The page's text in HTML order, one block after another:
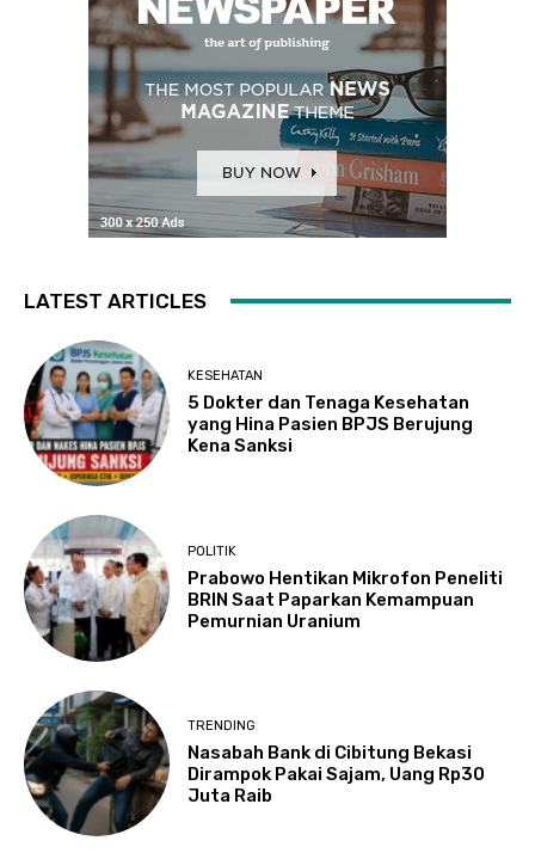
LATEST ARTICLES
KESEHATAN
5 Dokter dan Tenaga Kesehatan
yang Hina Pasien BPJS Berujung
Kena Sanksi
POLITIK
Prabowo Hentikan Mikrofon Peneliti
BRIN Saat Paparkan Kemampuan
Pemurnian Uranium
TRENDING
Nasabah Bank di Cibitung Bekasi
Dirampok Pakai Sajam, Uang Rp30
Juta Raib